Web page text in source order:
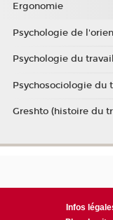
Ergonomie
Psychologie de
Psychologie du
Psychosociologie du
Greshto (histoire du
Infos